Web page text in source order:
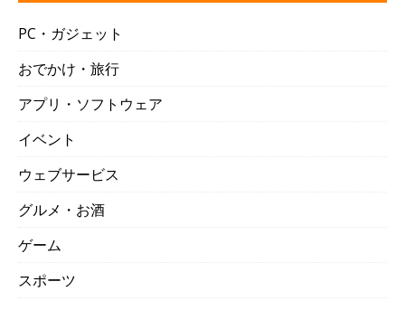
PC・ガジェット
おでかけ・旅行
アプリ・ソフトウェア
イベント
ウェブサービス
グルメ・お酒
ゲーム
スポーツ